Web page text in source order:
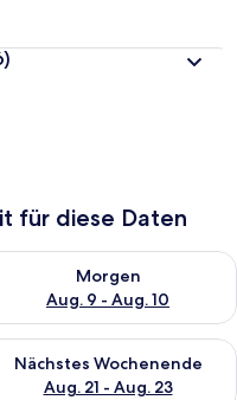
für diese Daten
Nacht, Aug. 8 - Aug. 9.
Morgen
Aug. 9 - Aug. 10
die Verfügbarkeit
Wochenende, Aug. 14
Nächstes Wochenende
Aug. 21 - Aug. 23
die Verfügbarkeit